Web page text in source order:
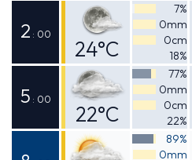
2 : 00
24°C
Odczuwalna
23°C
7%
0mm
0cm
18%
5 : 00
22°C
Odczuwalna
21°C
77%
0mm
0cm
22%
89%
0mm